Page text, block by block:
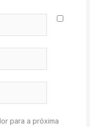
para a próxima